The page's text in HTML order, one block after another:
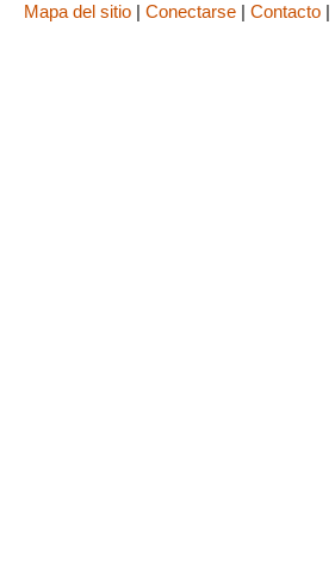
Mapa del sitio | Conectarse | Contacto |